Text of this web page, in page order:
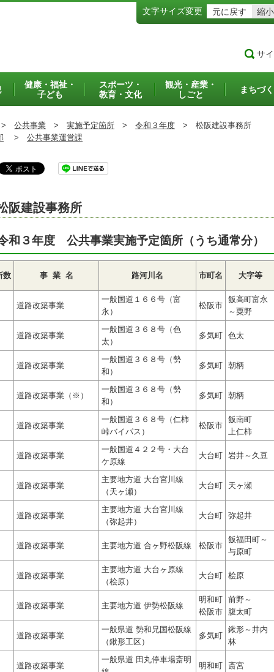
文字サイズ変更 元に戻す 縮小
サ
健康・福祉・
子ども
スポーツ・
教育・文化
観光・産業・
しごと
まちづ
公共事業 > 実施予定箇所 > 令和３年度 > 松阪建設事務所
> 公共事業運営課
阪建設事務所
和３年度 公共事業実施予定箇所（うち通常分）
数 事 業 名 路河川名 市町名 大字等
道路改築事業
一般国道１６６号（富
永）
松阪市
飯高町富永
～粟野
道路改築事業
一般国道３６８号（色
太）
多気町 色太
道路改築事業
一般国道３６８号（勢
和）
多気町 朝柄
道路改築事業（※）
一般国道３６８号（勢
和）
多気町 朝柄
道路改築事業
一般国道３６８号（仁柿
峠バイパス）
松阪市
飯南町
上仁柿
道路改築事業
一般国道４２２号・大台
ケ原線
大台町 岩井～久豆
道路改築事業
主要地方道 大台宮川線
（天ヶ瀬）
大台町 天ヶ瀬
道路改築事業
主要地方道 大台宮川線
（弥起井）
大台町 弥起井
道路改築事業 主要地方道 合ヶ野松阪線 松阪市
飯福田町～
与原町
道路改築事業
主要地方道 大台ヶ原線
（桧原）
大台町 桧原
道路改築事業 主要地方道 伊勢松阪線
明和町
松阪市
前野～
腹太町
道路改築事業
一般県道 勢和兄国松阪線
（鍬形工区）
多気町
鍬形～井内
林
道路改築事業
一般県道 田丸停車場斎明
明和町 斎宮